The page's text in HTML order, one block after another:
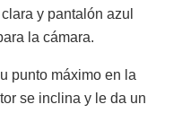
y pantalón azul
la cámara.
punto máximo en la
se inclina y le da un